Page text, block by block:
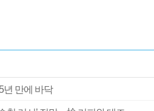
년 만에 바닥